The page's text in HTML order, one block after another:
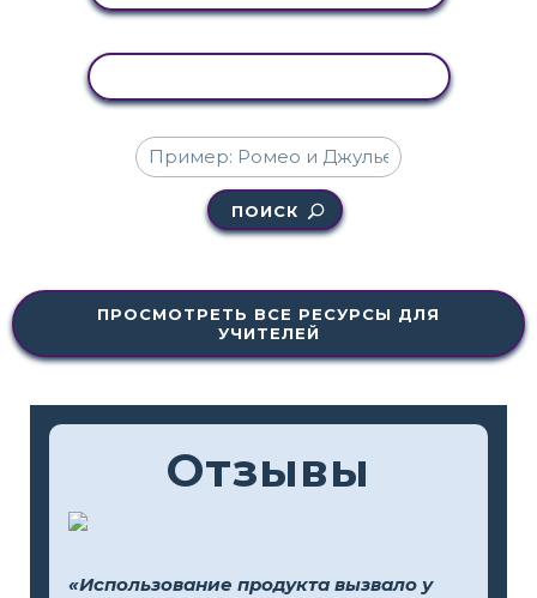
ПОИСК
ПРОСМОТРЕТЬ ВСЕ РЕСУРСЫ ДЛЯ
УЧИТЕЛЕЙ
Отзывы
«Использование продукта вызвало у